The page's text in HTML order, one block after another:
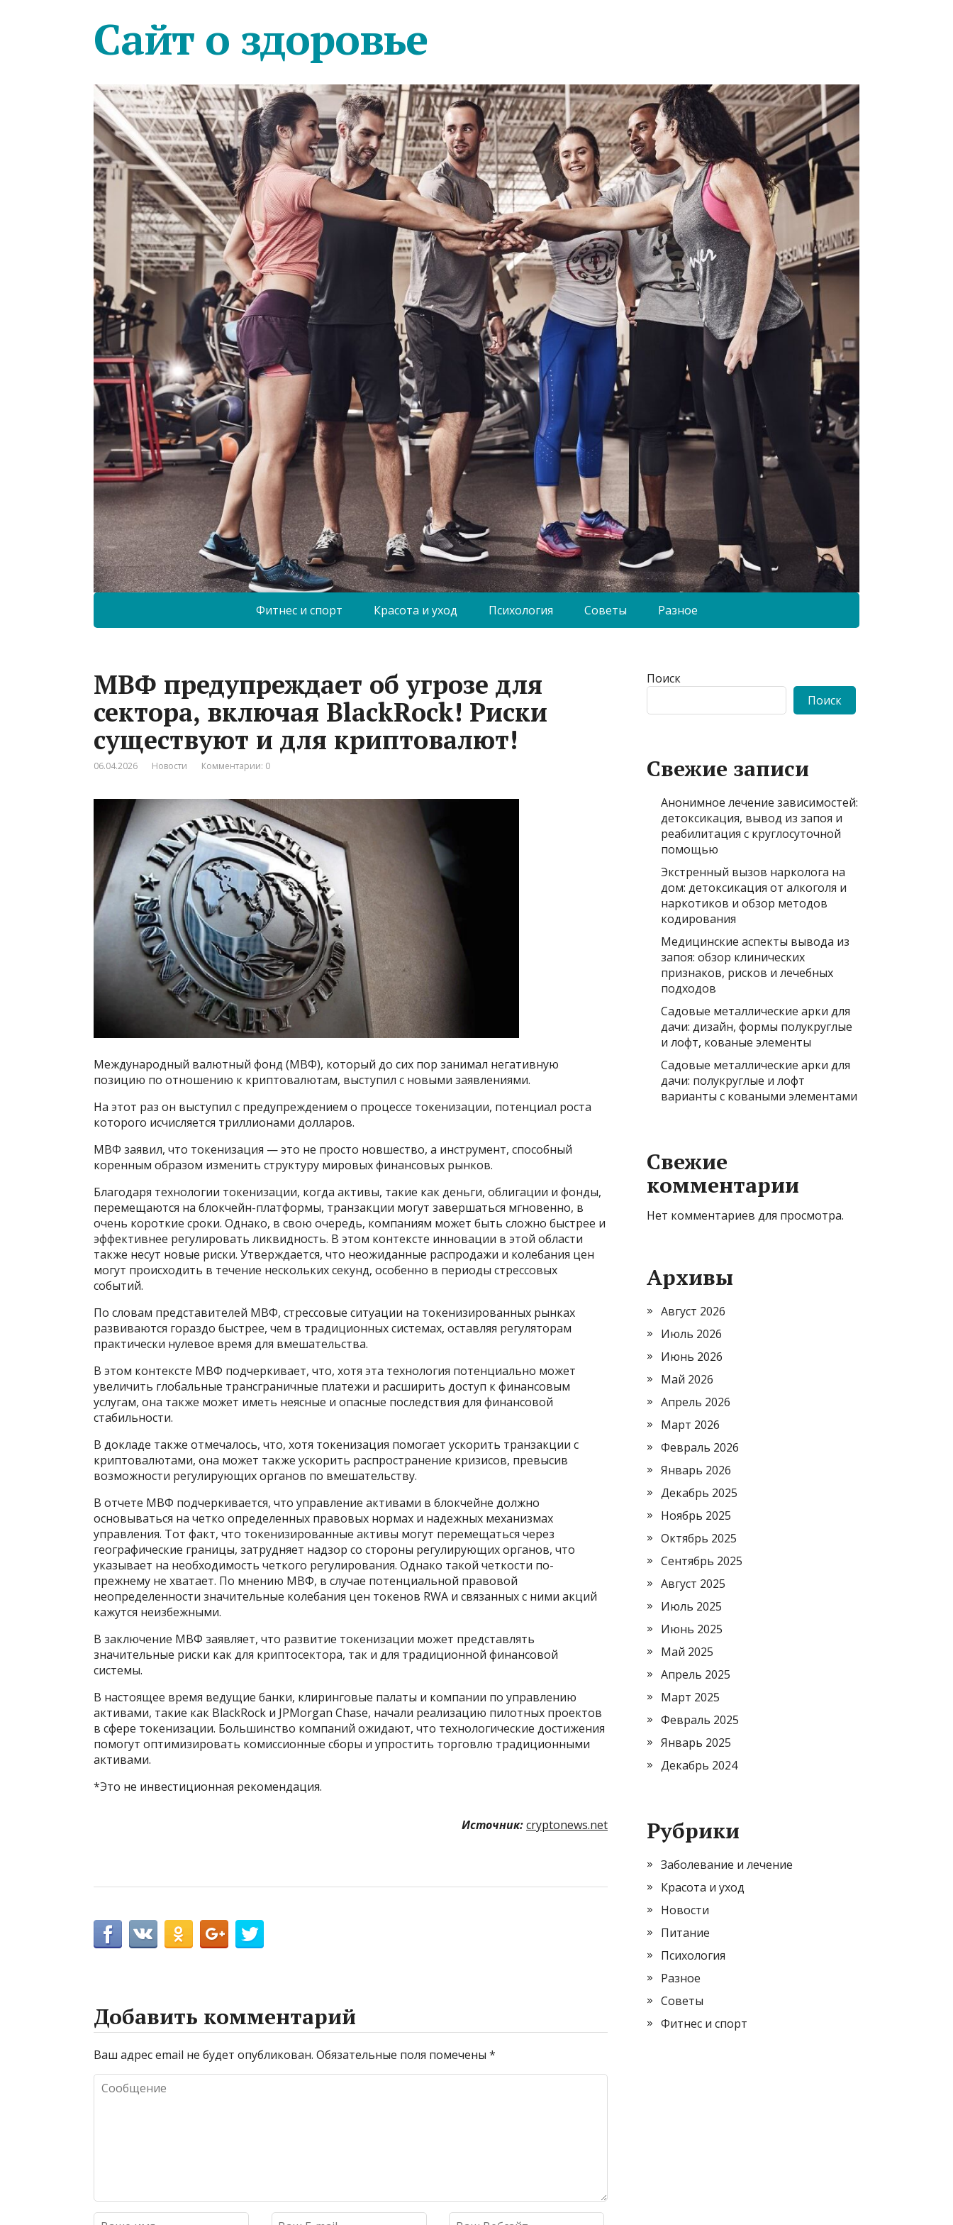
Сайт о здоровье
Фитнес и спорт Красота и уход Психология Советы Разное
МВФ предупреждает об угрозе для
сектора, включая BlackRock! Риски
существуют и для криптовалют!
06.04.2026 Новости Комментарии: 0
Международный валютный фонд (МВФ), который до сих пор занимал негативную
позицию по отношению к криптовалютам, выступил с новыми заявлениями.
На этот раз он выступил с предупреждением о процессе токенизации, потенциал роста
которого исчисляется триллионами долларов.
МВФ заявил, что токенизация — это не просто новшество, а инструмент, способный
коренным образом изменить структуру мировых финансовых рынков.
Благодаря технологии токенизации, когда активы, такие как деньги, облигации и фонды,
перемещаются на блокчейн-платформы, транзакции могут завершаться мгновенно, в
очень короткие сроки. Однако, в свою очередь, компаниям может быть сложно быстрее и
эффективнее регулировать ликвидность. В этом контексте инновации в этой области
также несут новые риски. Утверждается, что неожиданные распродажи и колебания цен
могут происходить в течение нескольких секунд, особенно в периоды стрессовых
событий.
По словам представителей МВФ, стрессовые ситуации на токенизированных рынках
развиваются гораздо быстрее, чем в традиционных системах, оставляя регуляторам
практически нулевое время для вмешательства.
В этом контексте МВФ подчеркивает, что, хотя эта технология потенциально может
увеличить глобальные трансграничные платежи и расширить доступ к финансовым
услугам, она также может иметь неясные и опасные последствия для финансовой
стабильности.
В докладе также отмечалось, что, хотя токенизация помогает ускорить транзакции с
криптовалютами, она может также ускорить распространение кризисов, превысив
возможности регулирующих органов по вмешательству.
В отчете МВФ подчеркивается, что управление активами в блокчейне должно
основываться на четко определенных правовых нормах и надежных механизмах
управления. Тот факт, что токенизированные активы могут перемещаться через
географические границы, затрудняет надзор со стороны регулирующих органов, что
указывает на необходимость четкого регулирования. Однако такой четкости по-
прежнему не хватает. По мнению МВФ, в случае потенциальной правовой
неопределенности значительные колебания цен токенов RWA и связанных с ними акций
кажутся неизбежными.
В заключение МВФ заявляет, что развитие токенизации может представлять
значительные риски как для криптосектора, так и для традиционной финансовой
системы.
В настоящее время ведущие банки, клиринговые палаты и компании по управлению
активами, такие как BlackRock и JPMorgan Chase, начали реализацию пилотных проектов
в сфере токенизации. Большинство компаний ожидают, что технологические достижения
помогут оптимизировать комиссионные сборы и упростить торговлю традиционными
активами.
*Это не инвестиционная рекомендация.
Источник:cryptonews.net
Добавить комментарий
Ваш адрес email не будет опубликован. Обязательные поля помечены *
Поиск
Поиск
Свежие записи
Анонимное лечение зависимостей:
детоксикация, вывод из запоя и
реабилитация с круглосуточной
помощью
Экстренный вызов нарколога на
дом: детоксикация от алкоголя и
наркотиков и обзор методов
кодирования
Медицинские аспекты вывода из
запоя: обзор клинических
признаков, рисков и лечебных
подходов
Садовые металлические арки для
дачи: дизайн, формы полукруглые
и лофт, кованые элементы
Садовые металлические арки для
дачи: полукруглые и лофт
варианты с коваными элементами
Свежие
комментарии
Нет комментариев для просмотра.
Архивы
Август 2026
Июль 2026
Июнь 2026
Май 2026
Апрель 2026
Март 2026
Февраль 2026
Январь 2026
Декабрь 2025
Ноябрь 2025
Октябрь 2025
Сентябрь 2025
Август 2025
Июль 2025
Июнь 2025
Май 2025
Апрель 2025
Март 2025
Февраль 2025
Январь 2025
Декабрь 2024
Рубрики
Заболевание и лечение
Красота и уход
Новости
Питание
Психология
Разное
Советы
Фитнес и спорт